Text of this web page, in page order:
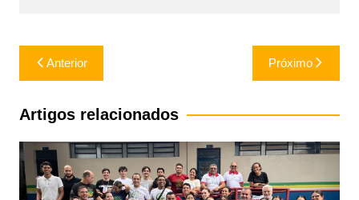
Navegação
de
Post
Anterior Próximo
Artigos relacionados